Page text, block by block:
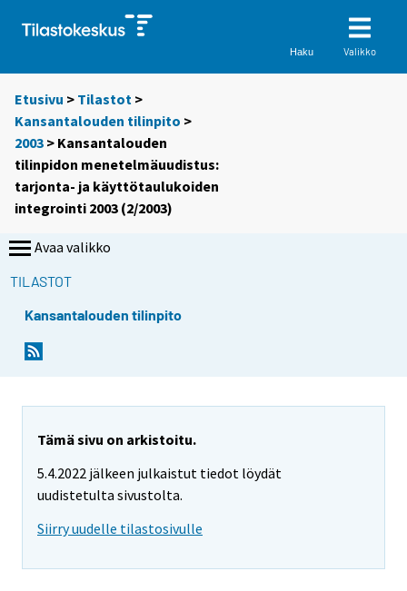
Haku Valikko
Etusivu > Tilastot >
Kansantalouden tilinpito >
2003 > Kansantalouden
tilinpidon menetelmäuudistus:
tarjonta- ja käyttötaulukoiden
integrointi 2003 (2/2003)
Avaa valikko
TILASTOT
Kansantalouden tilinpito
Tämä sivu on arkistoitu.
5.4.2022 jälkeen julkaistut tiedot löydät
uudistetulta sivustolta.
Siirry uudelle tilastosivulle